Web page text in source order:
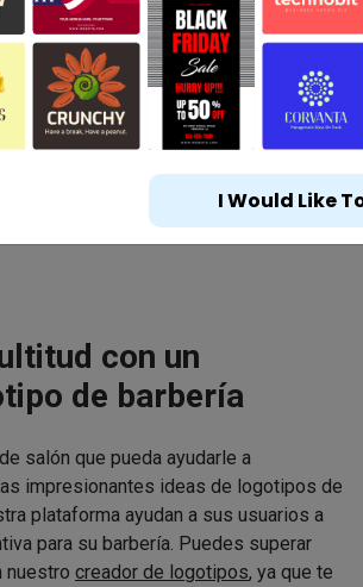
con un
de barbería
salón que pueda ayudarle a
impresionantes ideas de logotipos de
plataforma ayudan a sus usuarios a
para su barbería. Puedes superar
nuestro creador de logotipos, ya que te
I Would Like